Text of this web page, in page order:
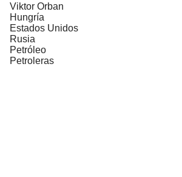
Viktor Orban
Hungría
Estados Unidos
Rusia
Petróleo
Petroleras